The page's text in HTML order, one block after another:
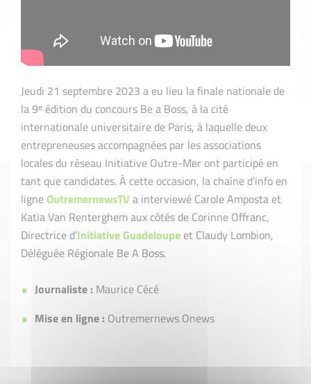
Jeudi 21 septembre 2023 a eu lieu la finale nationale de
la 9ᵉ édition du concours Be a Boss, à la cité
internationale universitaire de Paris, à laquelle deux
entrepreneuses accompagnées par les associations
locales du réseau Initiative Outre-Mer ont participé en
tant que candidates. À cette occasion, la chaîne d’info en
ligneOutremernewsTVa interviewé Carole Amposta et
Katia Van Renterghem aux côtés de Corinne Offranc,
Directrice d’Initiative Guadeloupe et Claudy Lombion,
Déléguée Régionale Be A Boss.
Journaliste : Maurice Cécé
Mise en ligne : Outremernews Onews